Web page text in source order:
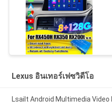
Lexus อินเทอร์เฟซวิดีโอ
Lsailt Android Multimedia